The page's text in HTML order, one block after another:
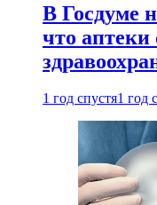
В Госдуме
что
1 год спустя1 год